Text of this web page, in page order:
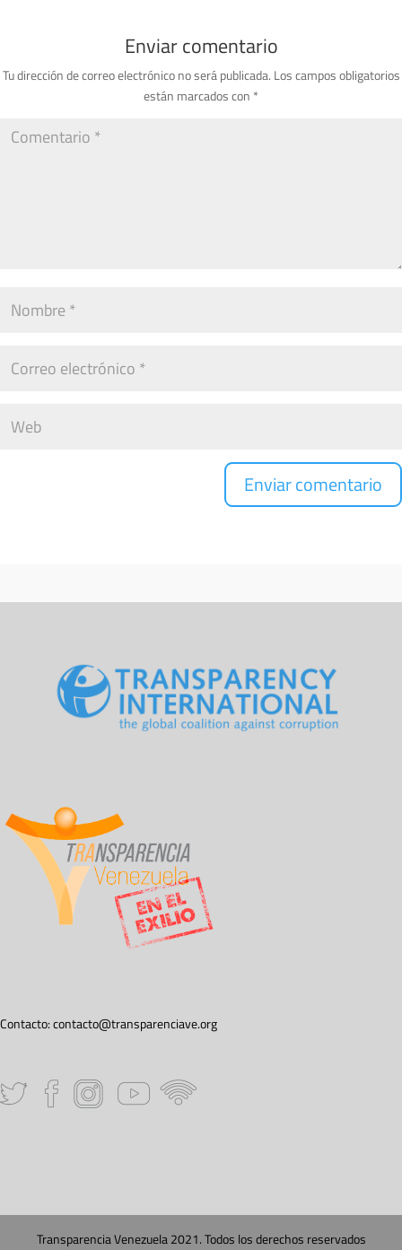
Enviar comentario
Tu dirección de correo electrónico no será publicada. Los campos obligatorios
están marcados con *
Contacto:contacto@transparenciave.org
Transparencia Venezuela 2021. Todos los derechos reservados